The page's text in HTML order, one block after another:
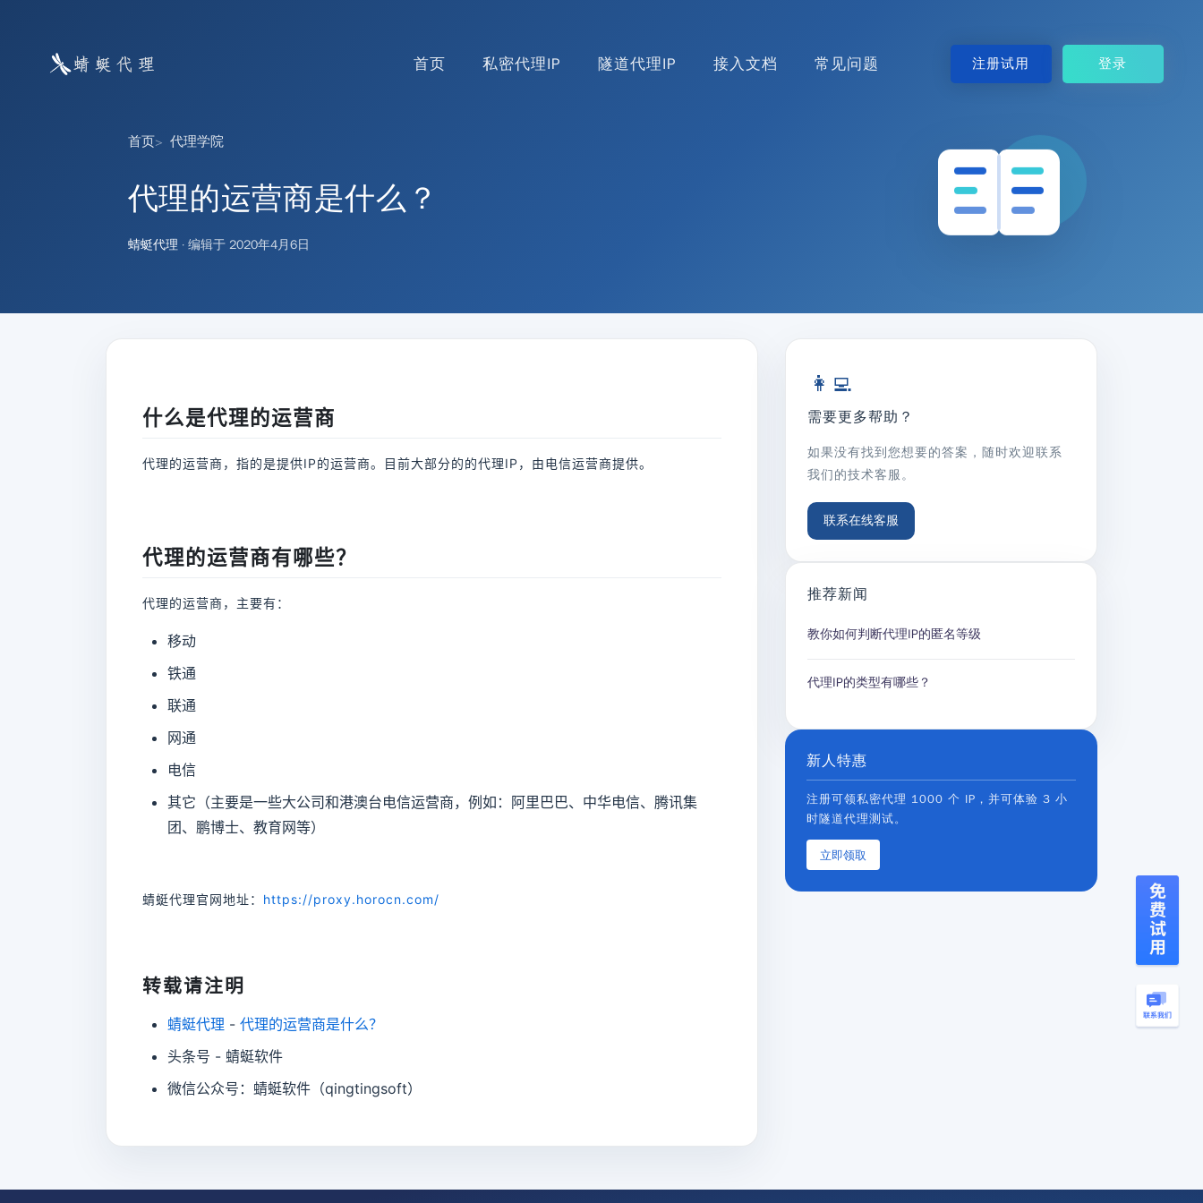
首页 私密代理IP 隧道代理IP 接入文档 常见问题 注册试用 登录
首页 代理学院
代理的运营商是什么？
蜻蜓代理 · 编辑于 2020年4月6日
什么是代理的运营商
代理的运营商，指的是提供IP的运营商。目前大部分的的代理IP，由电信运营商提供。
代理的运营商有哪些？
代理的运营商，主要有：
移动
铁通
联通
网通
电信
其它（主要是一些大公司和港澳台电信运营商，例如：阿里巴巴、中华电信、腾讯集
团、鹏博士、教育网等）
蜻蜓代理官网地址： https://proxy.horocn.com/
转载请注明
蜻蜓代理 - 代理的运营商是什么？
头条号 - 蜻蜓软件
微信公众号：蜻蜓软件（qingtingsoft）
👩‍💻
需要更多帮助？
如果没有找到您想要的答案，随时欢迎联系
我们的技术客服。
联系在线客服
推荐新闻
教你如何判断代理IP的匿名等级
代理IP的类型有哪些？
新人特惠
注册可领私密代理 1000 个 IP，并可体验 3 小
时隧道代理测试。
立即领取